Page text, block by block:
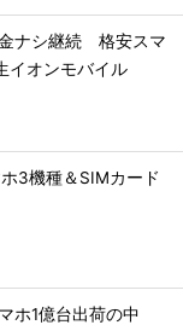
金ナシ継続 格安スマ
イオンモバイル
3機種＆SIMカード
ホ1億台出荷の中